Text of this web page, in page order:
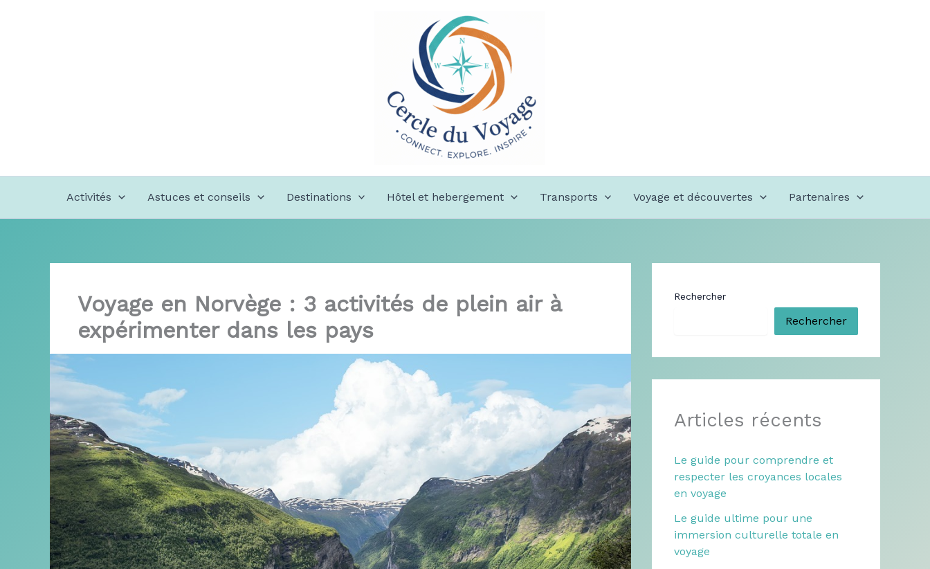
Activités Astuces et conseils Destinations Hôtel et hebergement Transports Voyage et découvertes Partenaires
Voyage en Norvège : 3 activités de plein air à
expérimenter dans les pays
Rechercher
Rechercher
Articles récents
Le guide pour comprendre et
respecter les croyances locales
en voyage
Le guide ultime pour une
immersion culturelle totale en
voyage